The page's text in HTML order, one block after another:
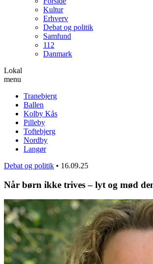
Kultur
Erhverv
Debat og politik
Samfund
112
Danmark
Lokal
menu
Tranebjerg
Ballen
Kolby Kås
Pilleby
Toftebjerg
Nordby
Langør
Debat og politik • 16.09.25
Når børn ikke trives – lyt og mød